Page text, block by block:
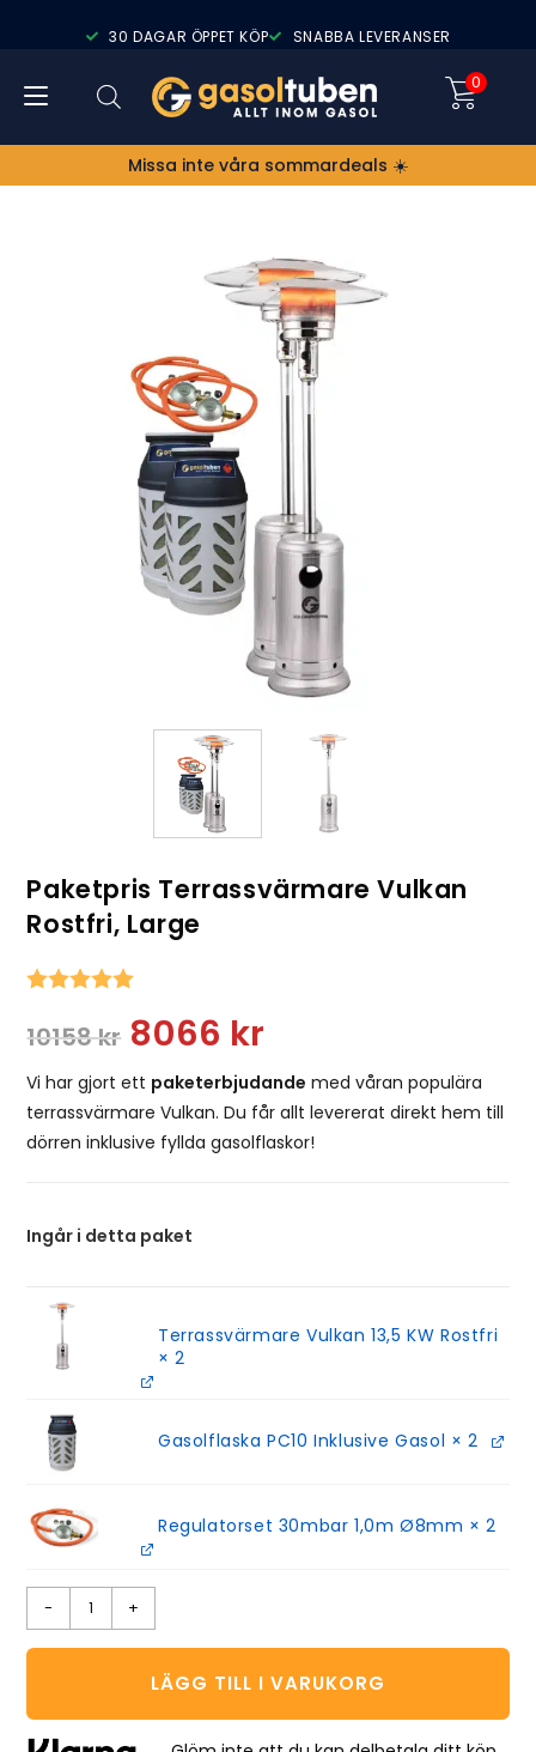
30 DAGAR ÖPPET KÖP SNABBA LEVERANSER
0
Missa inte våra sommardeals ☀️
Paketpris Terrassvärmare Vulkan
Rostfri, Large
10158kr 8066 kr
Vi har gjort ett paketerbjudande med våran populära
terrassvärmare Vulkan. Du får allt levererat direkt hem till
dörren inklusive fyllda gasolflaskor!
Ingår i detta paket
Terrassvärmare Vulkan 13,5 KW Rostfri
× 2
Gasolflaska PC10 Inklusive Gasol × 2
Regulatorset 30mbar 1,0m Ø8mm × 2
- +
LÄGG TILL I VARUKORG